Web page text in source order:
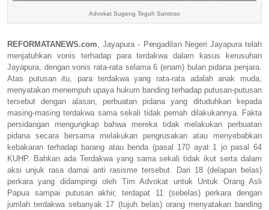
Advokat Sugeng Teguh Santoso
REFORMATANEWS.com, Jayapura - Pengadilan Negeri Jayapura telah
menjatuhkan vonis terhadap para terdakwa dalam kasus kerusuhan
Jayapura, dengan vonis rata-rata selama 6 (enam) bulan pidana penjara.
Atas putusan itu, para terdakwa yang rata-rata adalah anak muda,
menyatakan menempuh upaya hukum banding terhadap putusan-putusan
tersebut dengan alasan, perbuatan pidana yang dituduhkan kepada
masing-masing terdakwa sama sekali tidak pernah dilakukannya. Fakta
persidangan mengungkap bahwa mereka tidak melakukan perbuatan
pidana secara bersama melakukan pengrusakan atau menyebabkan
kebakaran terhadap barang atau benda (pasal 170 ayat 1 jo pasal 64
KUHP. Bahkan ada Terdakwa yang sama sekali tidak ikut serta dalam
aksi unjuk rasa damai anti rasisme tersebut. Dari 18 (delapan belas)
perkara yang didampingi oleh Tim Advokat untuk Untuk Orang Asli
Papua sampai putusan akhir, terdapat 11 (sebelas) perkara dengan
jumlah terdakwa sebanyak 17 (tujuh belas) orang menyatakan banding